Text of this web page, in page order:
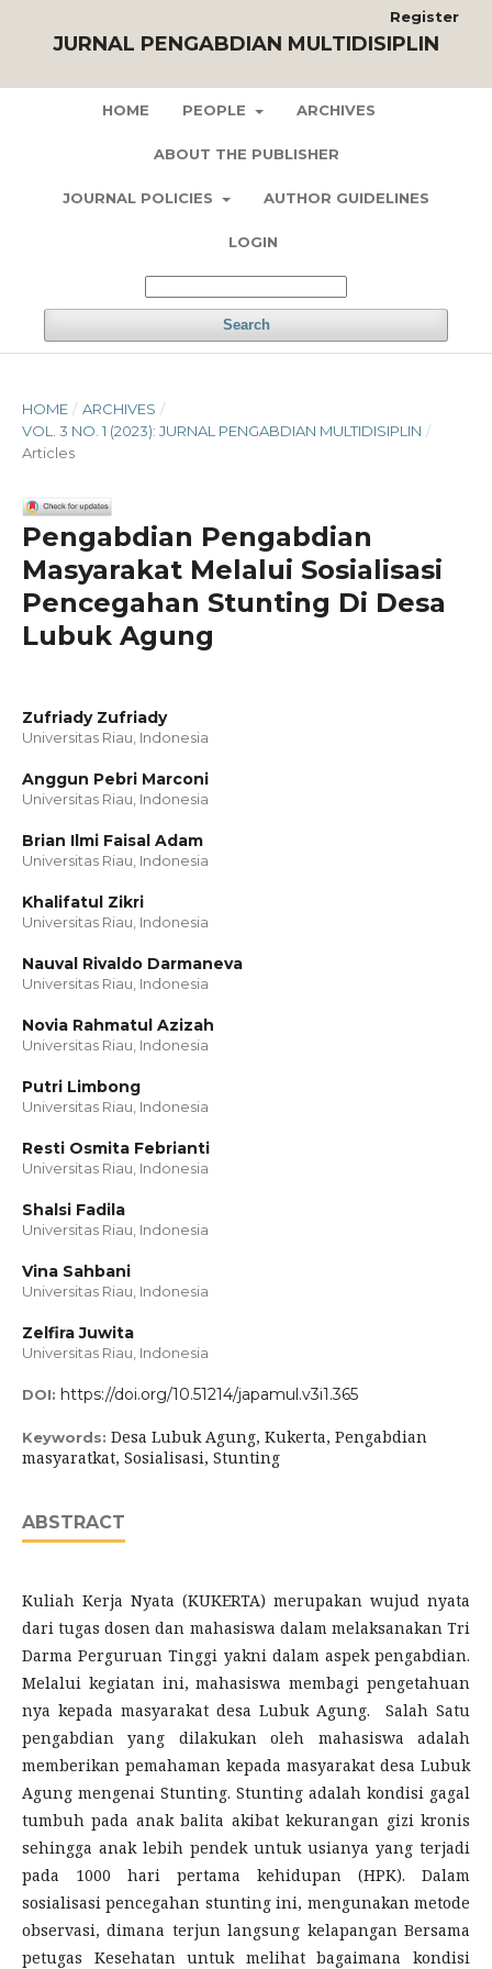
JURNAL PENGABDIAN MULTIDISIPLIN
HOME PEOPLE ARCHIVES
ABOUT THE PUBLISHER
JOURNAL POLICIES AUTHOR GUIDELINES
LOGIN
Search
Register
HOME / ARCHIVES /
VOL. 3 NO. 1 (2023): JURNAL PENGABDIAN MULTIDISIPLIN /
Articles
Pengabdian Pengabdian
Masyarakat Melalui Sosialisasi
Pencegahan Stunting Di Desa
Lubuk Agung
Zufriady Zufriady
Universitas Riau, Indonesia
Anggun Pebri Marconi
Universitas Riau, Indonesia
Brian Ilmi Faisal Adam
Universitas Riau, Indonesia
Khalifatul Zikri
Universitas Riau, Indonesia
Nauval Rivaldo Darmaneva
Universitas Riau, Indonesia
Novia Rahmatul Azizah
Universitas Riau, Indonesia
Putri Limbong
Universitas Riau, Indonesia
Resti Osmita Febrianti
Universitas Riau, Indonesia
Shalsi Fadila
Universitas Riau, Indonesia
Vina Sahbani
Universitas Riau, Indonesia
Zelfira Juwita
Universitas Riau, Indonesia
DOI: https://doi.org/10.51214/japamul.v3i1.365
Keywords: Desa Lubuk Agung, Kukerta, Pengabdian
masyaratkat, Sosialisasi, Stunting
ABSTRACT
Kuliah Kerja Nyata (KUKERTA) merupakan wujud nyata
dari tugas dosen dan mahasiswa dalam melaksanakan Tri
Darma Perguruan Tinggi yakni dalam aspek pengabdian.
Melalui kegiatan ini, mahasiswa membagi pengetahuan
nya kepada masyarakat desa Lubuk Agung. Salah Satu
pengabdian yang dilakukan oleh mahasiswa adalah
memberikan pemahaman kepada masyarakat desa Lubuk
Agung mengenai Stunting. Stunting adalah kondisi gagal
tumbuh pada anak balita akibat kekurangan gizi kronis
sehingga anak lebih pendek untuk usianya yang terjadi
pada 1000 hari pertama kehidupan (HPK). Dalam
sosialisasi pencegahan stunting ini, mengunakan metode
observasi, dimana terjun langsung kelapangan Bersama
petugas Kesehatan untuk melihat bagaimana kondisi